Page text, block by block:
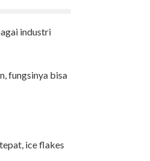
industri
fungsinya bisa
ice flakes